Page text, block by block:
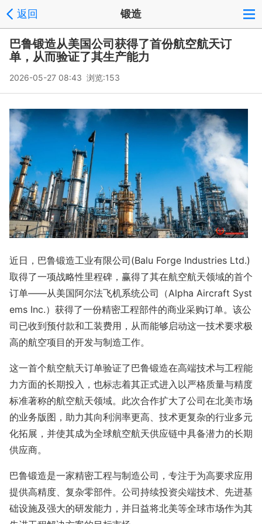
返回 锻造
巴鲁锻造从美国公司获得了首份航空航天订
单，从而验证了其生产能力
2026-05-27 08:43 浏览:153
近日，巴鲁锻造工业有限公司(Balu Forge Industries Ltd.)
取得了一项战略性里程碑，赢得了其在航空航天领域的首个
订单——从美国阿尔法飞机系统公司（Alpha Aircraft Syst
ems Inc.）获得了一份精密工程部件的商业采购订单。该公
司已收到预付款和工装费用，从而能够启动这一技术要求极
高的航空项目的开发与制造工作。
这一首个航空航天订单验证了巴鲁锻造在高端技术与工程能
力方面的长期投入，也标志着其正式进入以严格质量与精度
标准著称的航空航天领域。此次合作扩大了公司在北美市场
的业务版图，助力其向利润率更高、技术更复杂的行业多元
化拓展，并使其成为全球航空航天供应链中具备潜力的长期
供应商。
巴鲁锻造是一家精密工程与制造公司，专注于为高要求应用
提供高精度、复杂零部件。公司持续投资尖端技术、先进基
础设施及强大的研发能力，并日益将北美等全球市场作为其